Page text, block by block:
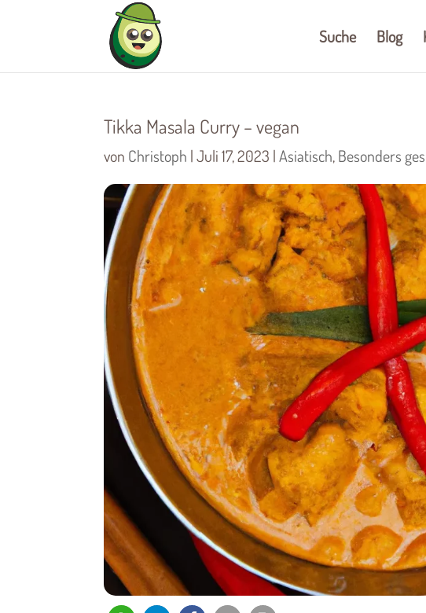
Suche Blog
Tikka Masala Curry – vegan
von Christoph |Juli 17, 2023 |Asiatisch,Besonders